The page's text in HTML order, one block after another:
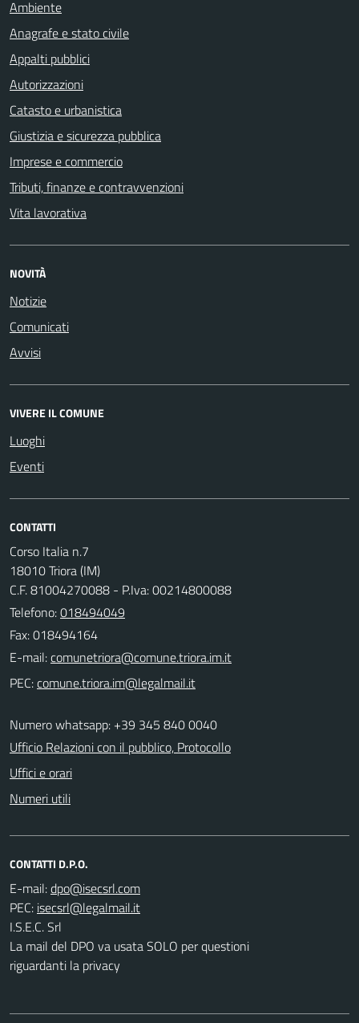
Ambiente
Anagrafe e stato civile
Appalti pubblici
Autorizzazioni
Catasto e urbanistica
Giustizia e sicurezza pubblica
Imprese e commercio
Tributi, finanze e contravvenzioni
Vita lavorativa
NOVITÀ
Notizie
Comunicati
Avvisi
VIVERE IL COMUNE
Luoghi
Eventi
CONTATTI
Corso Italia n.7
18010 Triora (IM)
C.F. 81004270088 - P.Iva: 00214800088
Telefono:018494049
Fax: 018494164
E-mail:
PEC:
Numero whatsapp: +39 345 840 0040
Ufficio Relazioni con il pubblico, Protocollo
Uffici e orari
Numeri utili
CONTATTI D.P.O.
E-mail:
PEC:
I.S.E.C. Srl
La mail del DPO va usata SOLO per questioni
riguardanti la privacy